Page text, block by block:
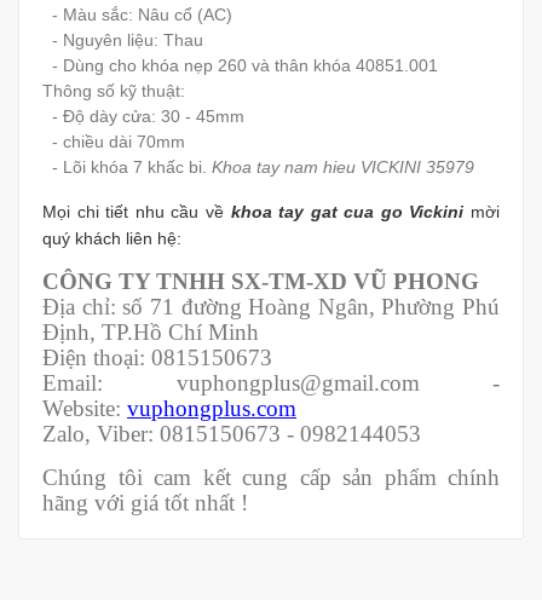
- Màu sắc: Nâu cổ (AC)
- Nguyên liệu: Thau
- Dùng cho khóa nẹp 260 và thân khóa 40851.001
Thông số kỹ thuật:
- Độ dày cửa: 30 - 45mm
- chiều dài 70mm
- Lõi khóa 7 khấc bi. Khoa tay nam hieu VICKINI 35979
Mọi chi tiết nhu cầu về khoa tay gat cua go Vickini mời
quý khách liên hệ:
CÔNG TY TNHH SX-TM-XD VŨ PHONG
Địa chỉ: số 71 đường Hoàng Ngân, Phường Phú
Định, TP.Hồ Chí Minh
Điện thoại: 0815150673
Email: vuphongplus@gmail.com -
Website: vuphongplus.com
Zalo, Viber: 0815150673 - 0982144053
Chúng tôi cam kết cung cấp sản phẩm chính
hãng với giá tốt nhất !